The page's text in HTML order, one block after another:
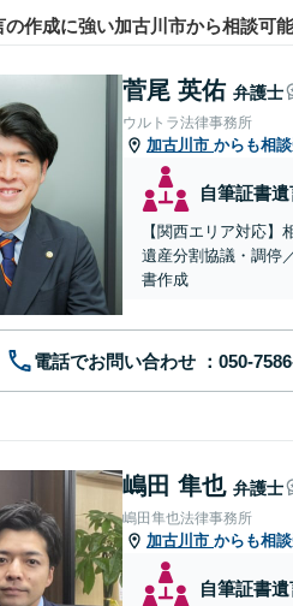
の作成に強い加古川市から相談可
菅尾 英佑 弁護士
ウルトラ法律事務所
加古川市 からも相
自筆証書
【関西エリア対応
遺産分割協議・調停
書作成
電話でお問い合わせ
嶋田 隼也 弁護士
嶋田隼也法律事務所
加古川市 からも相
自筆証書